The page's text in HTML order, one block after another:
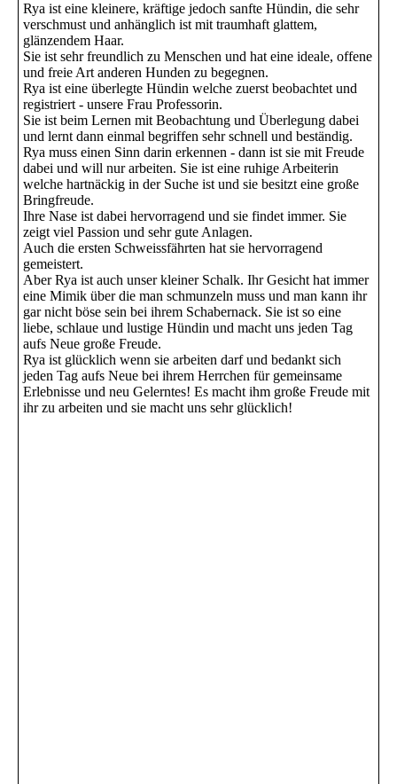
Rya ist eine kleinere, kräftige jedoch sanfte Hündin, die sehr
verschmust und anhänglich ist mit traumhaft glattem,
glänzendem Haar.
Sie ist sehr freundlich zu Menschen und hat eine ideale, offene
und freie Art anderen Hunden zu begegnen.
Rya ist eine überlegte Hündin welche zuerst beobachtet und
registriert - unsere Frau Professorin.
Sie ist beim Lernen mit Beobachtung und Überlegung dabei
und lernt dann einmal begriffen sehr schnell und beständig.
Rya muss einen Sinn darin erkennen - dann ist sie mit Freude
dabei und will nur arbeiten. Sie ist eine ruhige Arbeiterin
welche hartnäckig in der Suche ist und sie besitzt eine große
Bringfreude.
Ihre Nase ist dabei hervorragend und sie findet immer. Sie
zeigt viel Passion und sehr gute Anlagen.
Auch die ersten Schweissfährten hat sie hervorragend
gemeistert.
Aber Rya ist auch unser kleiner Schalk. Ihr Gesicht hat immer
eine Mimik über die man schmunzeln muss und man kann ihr
gar nicht böse sein bei ihrem Schabernack. Sie ist so eine
liebe, schlaue und lustige Hündin und macht uns jeden Tag
aufs Neue große Freude.
Rya ist glücklich wenn sie arbeiten darf und bedankt sich
jeden Tag aufs Neue bei ihrem Herrchen für gemeinsame
Erlebnisse und neu Gelerntes! Es macht ihm große Freude mit
ihr zu arbeiten und sie macht uns sehr glücklich!